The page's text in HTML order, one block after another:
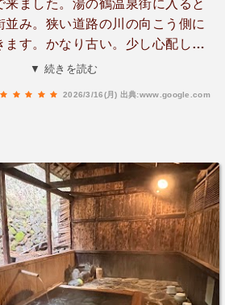
来ました。湯の鶴温泉街に入ると
並み。狭い道路の川の向こう側に
ます。かなり古い。少し心配しな
と本当に昭和にタイムスリップし
良でご主人がひとりで運営されて
れでも素泊まりで来られてる方々
た。ご主人には応援したい気持ち
りました。また訪れたいと思いま
▼ 続きを読む
2026/3/16(月) 出典:www.google.com